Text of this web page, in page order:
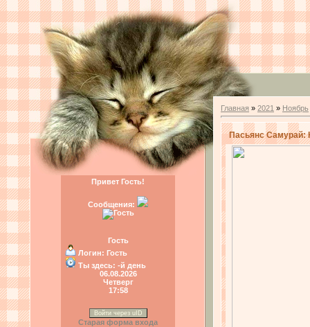
Привет Гость!
Сообщения:
Гость
Логин: Гость
Ты здесь: -й день
06.08.2026
Четверг
17:58
Войти через uID
Старая форма входа
Главная » 2021 » Ноябрь
Пасьянс Самурай: